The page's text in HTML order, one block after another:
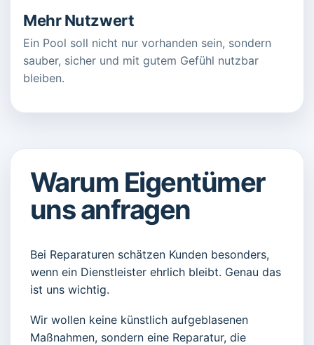
Mehr Nutzwert
Ein Pool soll nicht nur vorhanden sein, sondern
sauber, sicher und mit gutem Gefühl nutzbar
bleiben.
Warum Eigentümer
uns anfragen
Bei Reparaturen schätzen Kunden besonders,
wenn ein Dienstleister ehrlich bleibt. Genau das
ist uns wichtig.
Wir wollen keine künstlich aufgeblasenen
Maßnahmen, sondern eine Reparatur, die